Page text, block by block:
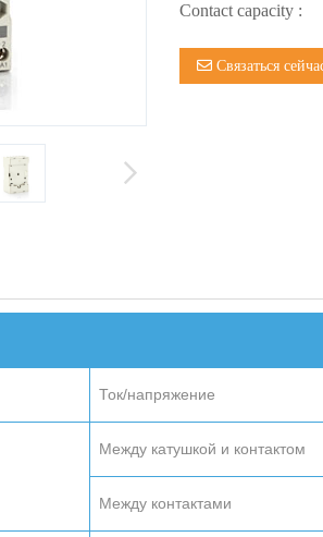
Contact capacity :
Связаться
Ток/напряжение
Между катушкой и контактом
Между контактами